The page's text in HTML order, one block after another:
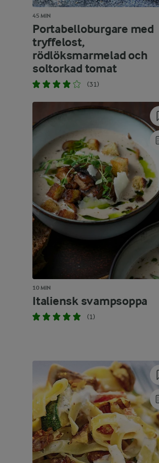
45 MIN
Portabelloburgare med
tryffelost,
rödlöksmarmelad och
soltorkad tomat
(31)
10 MIN
Italiensk svampsoppa
(1)